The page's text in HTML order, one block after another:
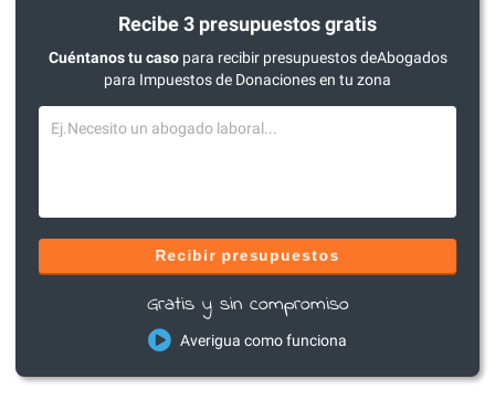
Recibe 3 presupuestos gratis
Cuéntanos tu casopara recibir presupuestos deAbogados
para Impuestos de Donaciones en tu zona
Recibir presupuestos
Gratis y sin compromiso
Averigua como funciona